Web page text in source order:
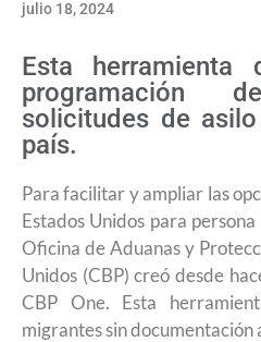
julio 18, 2024
Esta
programación
solicitudes de
país.
Para facilitar y ampliar las
Estados Unidos para
Oficina de Aduanas y
Unidos (CBP) creó desde
CBP One. Esta
migrantes sin